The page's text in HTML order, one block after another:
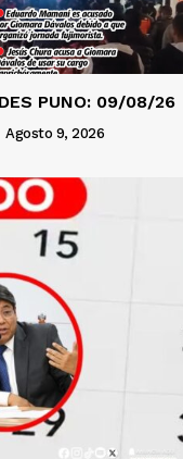
PUNO: 09/08/26
Agosto 9, 2026